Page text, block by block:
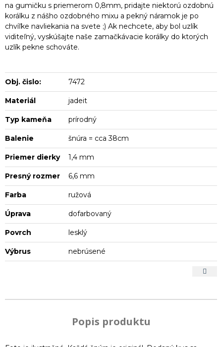
na gumičku s priemerom 0,8mm, pridajte niektorú ozdobnú
korálku z nášho ozdobného mixu a pekný náramok je po
chvíľke navliekania na svete ;) Ak nechcete, aby bol uzlík
viditeľný, vyskúšajte naše zamačkávacie korálky do ktorých
uzlík pekne schováte.
Obj. čislo: 7472
Materiál jadeit
Typ kameňa prírodný
Balenie šnúra = cca 38cm
Priemer dierky 1,4 mm
Presný rozmer 6,6 mm
Farba ružová
Úprava dofarbovaný
Povrch lesklý
Výbrus nebrúsené
Popis produktu